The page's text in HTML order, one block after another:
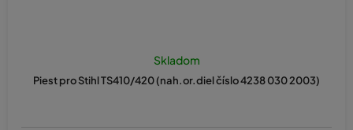
Piest pro Stihl TS410/420 (nah.or.diel číslo 4238 030 2003)
Skladom